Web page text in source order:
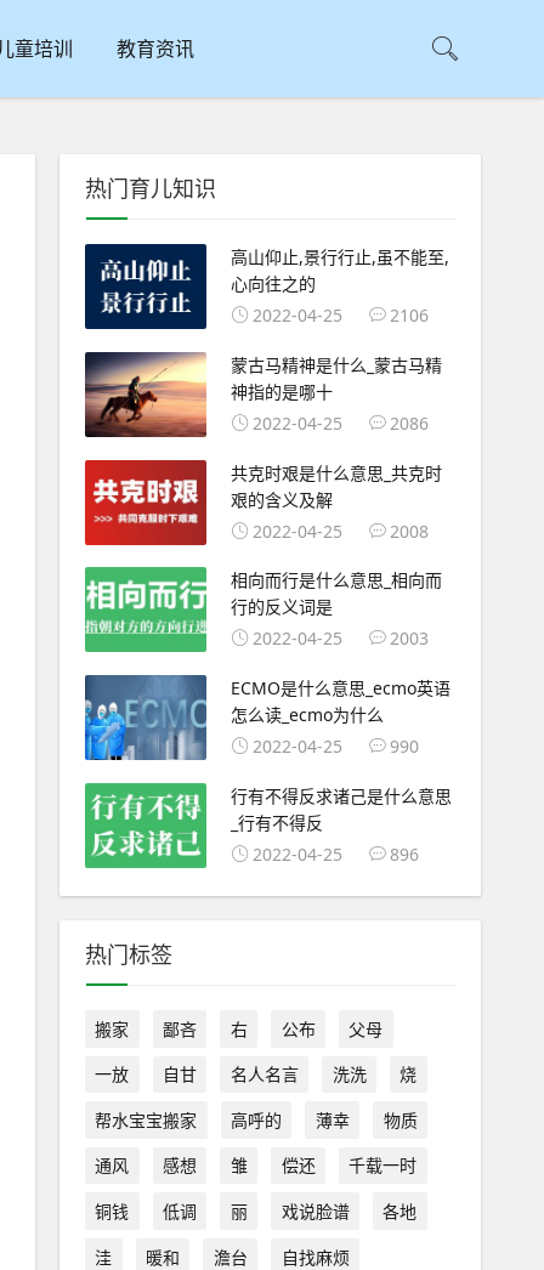
童培训 教育资讯
热门育儿知识
高山仰止,景行行止,虽不能至,
心向往之的
2022-04-25
2106
蒙古马精神是什么_蒙古马精
神指的是哪十
2022-04-25
2086
共克时艰是什么意思_共克时
艰的含义及解
2022-04-25
2008
相向而行是什么意思_相向而
行的反义词是
2022-04-25
2003
ECMO是什么意思_ecmo英语
怎么读_ecmo为什么
2022-04-25
990
行有不得反求诸己是什么意思
_行有不得反
2022-04-25
896
热门标签
搬家 鄙吝 右 公布
父母
一放
自甘 名人名言 洗洗
烧
帮水宝宝搬家
高呼的 薄幸
物质
通风
感想 雏 偿还
千载一时
铜钱
低调 丽 戏说脸谱
各地
洼
暖和 澹台
自找麻烦